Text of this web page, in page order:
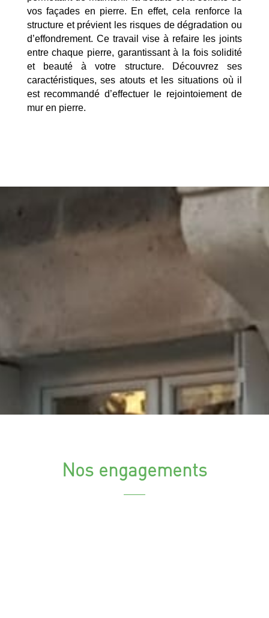
vos façades en pierre. En effet, cela renforce la
structure et prévient les risques de dégradation ou
d’effondrement. Ce travail vise à refaire les joints
entre chaque pierre, garantissant à la fois solidité
et beauté à votre structure. Découvrez ses
caractéristiques, ses atouts et les situations où il
est recommandé d’effectuer le rejointoiement de
mur en pierre.
Nos engagements